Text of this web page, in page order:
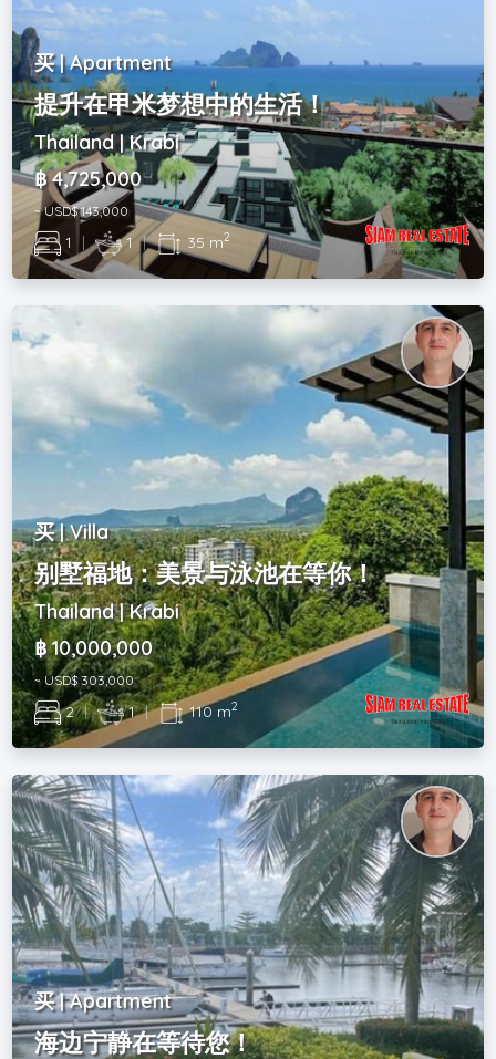
买 | Apartment
提升在甲米梦想中的生活！
Thailand | Krabi
฿ 4,725,000
~ USD$ 143,000
1 | 1 | 35 m2
买 | Villa
别墅福地：美景与泳池在等你！
Thailand | Krabi
฿ 10,000,000
~ USD$ 303,000
2 | 1 | 110 m2
买 | Apartment
海边宁静在等待您！